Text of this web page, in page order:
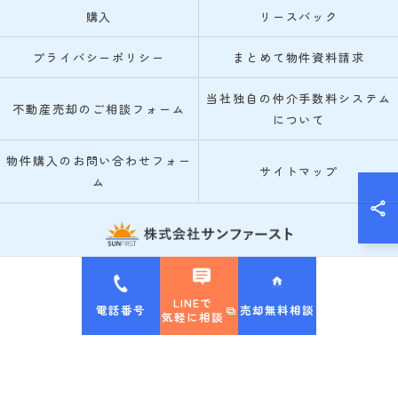
電話番号
LINEで
気軽に相談
売却無料相談
購入 リースバック
プライバシーポリシー まとめて物件資料請求
不動産売却のご相談フォーム
当社独自の仲介手数料システム
について
物件購入のお問い合わせフォー
ム
サイトマップ
© 2026 箕面市・池田市の不動産売却なら株式会社サンファースト ALL RIGHTS
RESERVED.